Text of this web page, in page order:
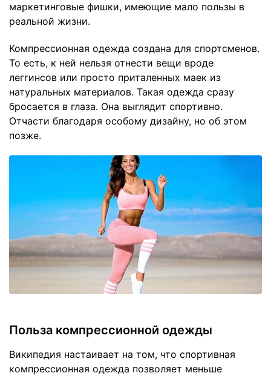
маркетинговые фишки, имеющие мало пользы в
реальной жизни.
Компрессионная одежда создана для спортсменов.
То есть, к ней нельзя отнести вещи вроде
леггинсов или просто приталенных маек из
натуральных материалов. Такая одежда сразу
бросается в глаза. Она выглядит спортивно.
Отчасти благодаря особому дизайну, но об этом
позже.
Польза компрессионной одежды
Википедия настаивает на том, что спортивная
компрессионная одежда позволяет меньше